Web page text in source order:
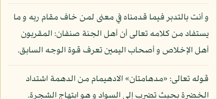
و أنت بالتدبر فيما قدمناه في معنى لمن خاف مقام ربه و ما
يستفاد من كلامه تعالى أن أهل الجنة صنفان: المقربون
أهل الإخلاص و أصحاب اليمين تعرف قوة الوجه السابق.
قوله تعالى: «مدهامتان» الادهيمام من الدهمة اشتداد
الخضرة بحيث تضرب إلى السواد و هو ابتهاج الشجرة.